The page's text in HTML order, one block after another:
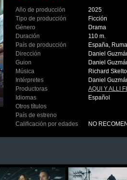
Año de producción
2025
Tipo de producción
Ficción
Género
Drama
Duración
110 m.
País de producción
España,
Dirección
Daniel
Guion
Daniel
Música
Richard
Intérpretes
Daniel
Productoras
AQUI Y ALLI
Idiomas
Español
Otros títulos
País de estreno
Calificación por edades
NO